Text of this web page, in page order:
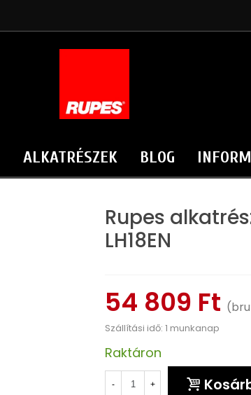
ALKATRÉSZEK BLOG
Rupes
LH18EN
54 809 Ft
Szállítási idő: 1 munkanap
Raktáron
- +